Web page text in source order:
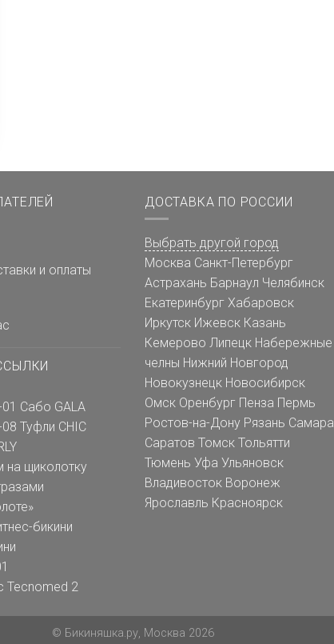
и оплаты
Сабо GALA
Туфли CHIC
щиколотку
бикини
Tecnomed 2
ДОСТАВКА ПО РОССИИ
Выбрать другой город
Москва Санкт-Петербург
Астрахань Барнаул Челябинск
Екатеринбург Хабаровск
Иркутск Ижевск Казань
Кемерово Липецк Набережные
челны Нижний Новгород
Новокузнецк Новосибирск
Омск Оренбург Пенза Пермь
Ростов-на-Дону Рязань Самара
Саратов Томск Тольятти
Тюмень Уфа Ульяновск
Владивосток Воронеж
Ярославль Красноярск
© Бикиняшка.ру, Москва 2026